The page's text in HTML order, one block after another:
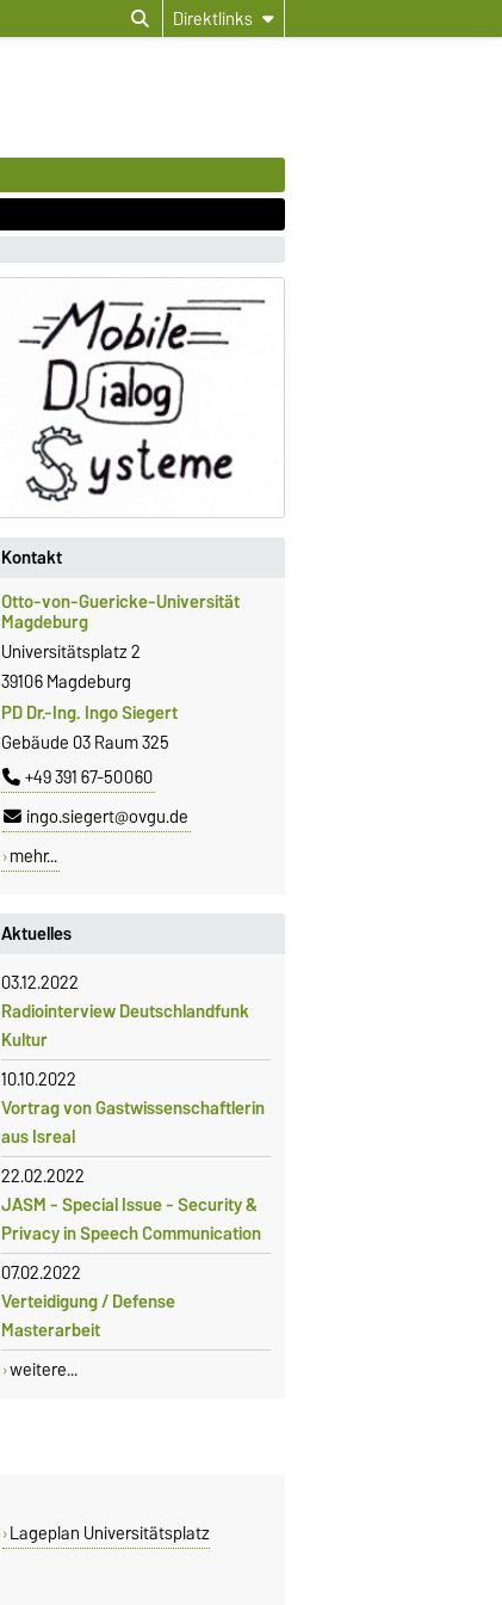
Direktlinks
Aktuelles
03.12.2022
Radiointerview Deutschlandfunk
Kultur
10.10.2022
Vortrag von Gastwissenschaftlerin
aus Isreal
22.02.2022
JASM - Special Issue - Security &
Privacy in Speech Communication
07.02.2022
Verteidigung / Defense
Masterarbeit
weitere...
Kontakt
Otto-von-Guericke-Universität
Magdeburg
Universitätsplatz 2
39106 Magdeburg
PD Dr.-Ing. Ingo Siegert
Gebäude 03 Raum 325
+49 391 67-50060
ingo.siegert@ovgu.de
mehr...
Lageplan Universitätsplatz